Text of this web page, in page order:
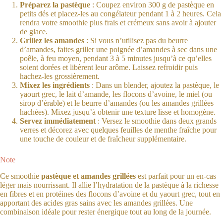
Préparez la pastèque : Coupez environ 300 g de pastèque en
petits dés et placez-les au congélateur pendant 1 à 2 heures. Cela
rendra votre smoothie plus frais et crémeux sans avoir à ajouter
de glace.
Grillez les amandes : Si vous n’utilisez pas du beurre
d’amandes, faites griller une poignée d’amandes à sec dans une
poêle, à feu moyen, pendant 3 à 5 minutes jusqu’à ce qu’elles
soient dorées et libèrent leur arôme. Laissez refroidir puis
hachez-les grossièrement.
Mixez les ingrédients : Dans un blender, ajoutez la pastèque, le
yaourt grec, le lait d’amande, les flocons d’avoine, le miel (ou
sirop d’érable) et le beurre d’amandes (ou les amandes grillées
hachées). Mixez jusqu’à obtenir une texture lisse et homogène.
Servez immédiatement : Versez le smoothie dans deux grands
verres et décorez avec quelques feuilles de menthe fraîche pour
une touche de couleur et de fraîcheur supplémentaire.
Note
Ce smoothie pastèque et amandes grillées est parfait pour un en-cas
léger mais nourrissant. Il allie l’hydratation de la pastèque à la richesse
en fibres et en protéines des flocons d’avoine et du yaourt grec, tout en
apportant des acides gras sains avec les amandes grillées. Une
combinaison idéale pour rester énergique tout au long de la journée.